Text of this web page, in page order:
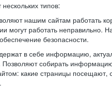
типов:
нашим сайтам работать
могут работать неправильно.
безопасности.
в себе информацию,
Позволяют собирать
какие страницы посещают,